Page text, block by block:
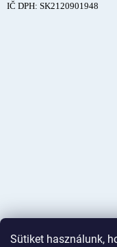
Sütiket használunk,
IČ DPH: SK2120901948